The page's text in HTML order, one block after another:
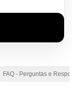
FAQ - Perguntas e